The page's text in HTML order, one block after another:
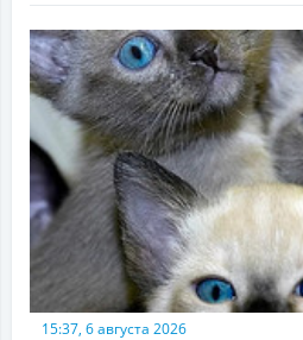
15:37, 6 августа 2026